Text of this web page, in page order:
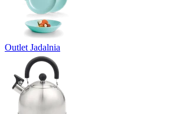
Outlet Jadalnia